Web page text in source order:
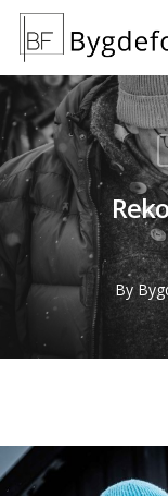
Hit enter to
By